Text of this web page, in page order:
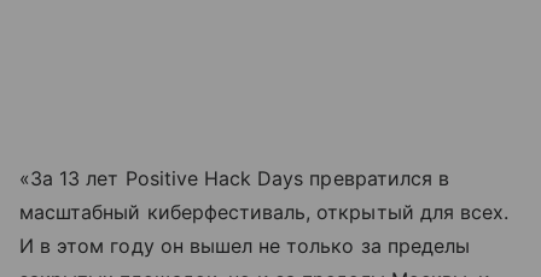
«За 13 лет Positive Hack Days превратился в
масштабный киберфестиваль, открытый для всех.
И в этом году он вышел не только за пределы